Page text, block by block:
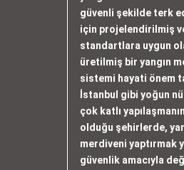
güvenli şekilde terk
için projelendirilmiş
standartlara uygun
üretilmiş bir yangın
sistemi hayati önem
İstanbul gibi yoğun
çok katlı
olduğu şehirlerde,
merdiveni yaptırmak
güvenlik amacıyla